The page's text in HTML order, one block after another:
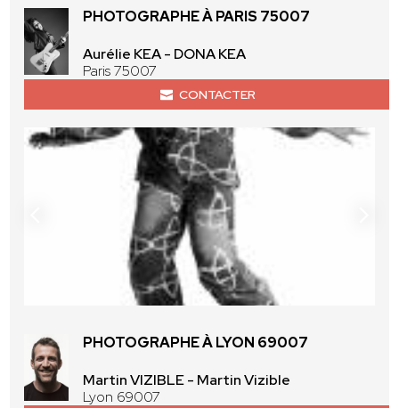
PHOTOGRAPHE À PARIS 75007
Aurélie KEA - DONA KEA
Paris 75007
CONTACTER
PHOTOGRAPHE À LYON 69007
Martin VIZIBLE - Martin Vizible
Lyon 69007